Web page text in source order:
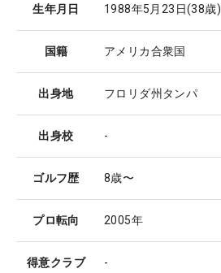
生年月日 1988年5月23日(38歳)
国籍 アメリカ合衆国
出身地 フロリダ州タンパ
出身校 -
ゴルフ歴 8歳〜
プロ転向 2005年
得意クラブ -